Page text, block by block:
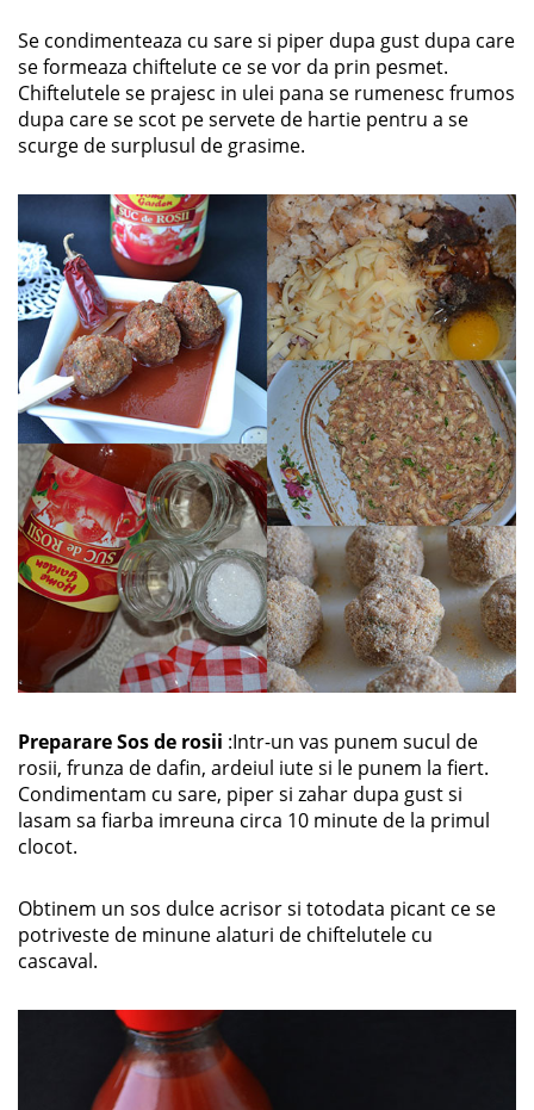
Se condimenteaza cu sare si piper dupa gust dupa care
se formeaza chiftelute ce se vor da prin pesmet.
Chiftelutele se prajesc in ulei pana se rumenesc frumos
dupa care se scot pe servete de hartie pentru a se
scurge de surplusul de grasime.
Preparare Sos de rosii :Intr-un vas punem sucul de
rosii, frunza de dafin, ardeiul iute si le punem la fiert.
Condimentam cu sare, piper si zahar dupa gust si
lasam sa fiarba imreuna circa 10 minute de la primul
clocot.
Obtinem un sos dulce acrisor si totodata picant ce se
potriveste de minune alaturi de chiftelutele cu
cascaval.